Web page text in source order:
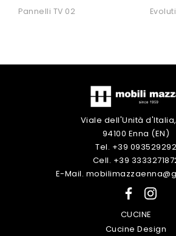
Pannelli TV 02
Viale dell'Unità d'Italia,
94100 Enna (EN)
Tel. +39 093529292
Cell. +39
E-Mail.
CUCINE
Cucine Design